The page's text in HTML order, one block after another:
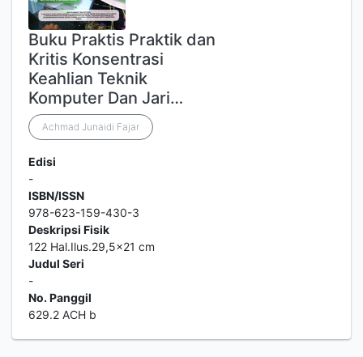
Buku Praktis Praktik dan
Kritis Konsentrasi
Keahlian Teknik
Komputer Dan Jari…
Achmad Junaidi Fajar
Edisi
-
ISBN/ISSN
978-623-159-430-3
Deskripsi Fisik
122 Hal.Ilus.29,5x21 cm
Judul Seri
-
No. Panggil
629.2 ACH b